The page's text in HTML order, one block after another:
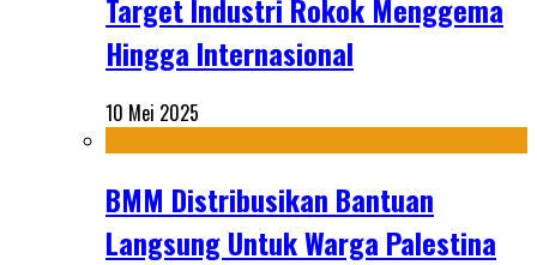
Target Industri Rokok Menggema
Hingga Internasional
10 Mei 2025
BMM Distribusikan Bantuan
Langsung Untuk Warga Palestina